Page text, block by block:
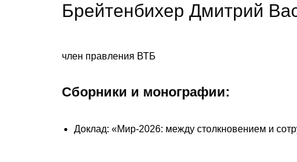
Брейтенбихер Дмитрий
член правления ВТБ
Сборники и монографии:
Доклад: «Мир-2026: между столкновением и